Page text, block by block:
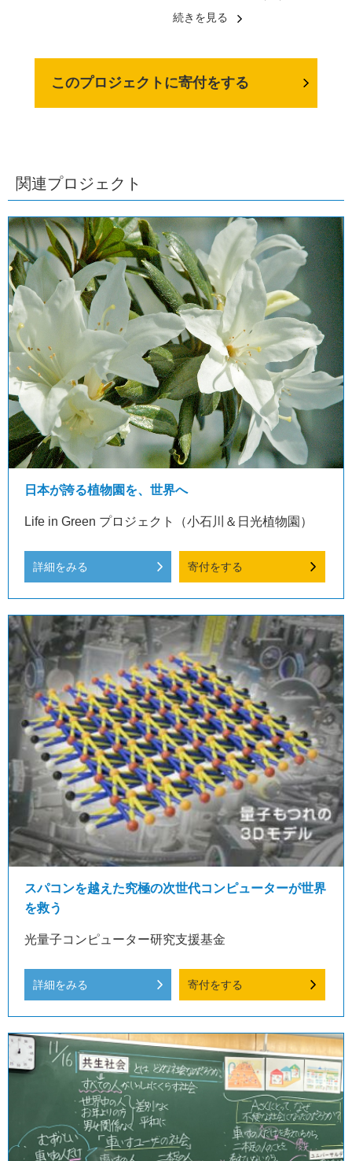
続きを見る
このプロジェクトに寄付をする
関連プロジェクト
日本が誇る植物園を、世界へ
Life in Green プロジェクト（小石川＆日光植物園）
詳細をみる 寄付をする
スパコンを越えた究極の次世代コンピューターが世界
を救う
光量子コンピューター研究支援基金
詳細をみる 寄付をする